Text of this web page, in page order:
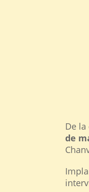
De la
de